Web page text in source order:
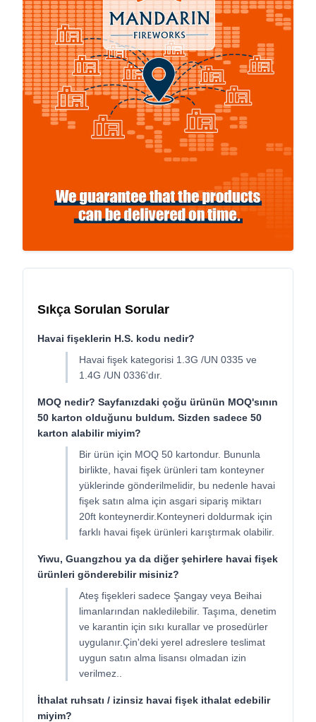
Sıkça Sorulan Sorular
Havai fişeklerin H.S. kodu nedir?
Havai fişek kategorisi 1.3G /UN 0335 ve
1.4G /UN 0336'dır.
MOQ nedir? Sayfanızdaki çoğu ürünün MOQ'sının
50 karton olduğunu buldum. Sizden sadece 50
karton alabilir miyim?
Bir ürün için MOQ 50 kartondur. Bununla
birlikte, havai fişek ürünleri tam konteyner
yüklerinde gönderilmelidir, bu nedenle havai
fişek satın alma için asgari sipariş miktarı
20ft konteynerdir.Konteyneri doldurmak için
farklı havai fişek ürünleri karıştırmak olabilir.
Yiwu, Guangzhou ya da diğer şehirlere havai fişek
ürünleri gönderebilir misiniz?
Ateş fişekleri sadece Şangay veya Beihai
limanlarından nakledilebilir. Taşıma, denetim
ve karantin için sıkı kurallar ve prosedürler
uygulanır.Çin'deki yerel adreslere teslimat
uygun satın alma lisansı olmadan izin
verilmez..
İthalat ruhsatı / izinsiz havai fişek ithalat edebilir
miyim?